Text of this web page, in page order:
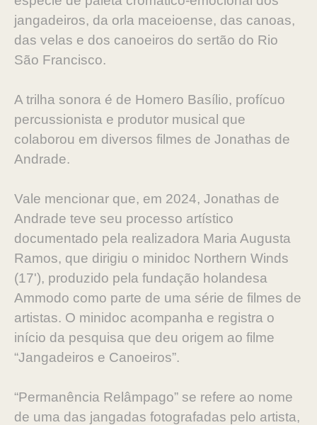
jangadeiros, da orla maceioense, das canoas,
das velas e dos canoeiros do sertão do Rio
São Francisco.
A trilha sonora é de Homero Basílio, profícuo
percussionista e produtor musical que
colaborou em diversos filmes de Jonathas de
Andrade.
Vale mencionar que, em 2024, Jonathas de
Andrade teve seu processo artístico
documentado pela realizadora Maria Augusta
Ramos, que dirigiu o minidoc Northern Winds
(17'), produzido pela fundação holandesa
Ammodo como parte de uma série de filmes de
artistas. O minidoc acompanha e registra o
início da pesquisa que deu origem ao filme
“Jangadeiros e Canoeiros”.
“Permanência Relâmpago” se refere ao nome
de uma das jangadas fotografadas pelo artista,